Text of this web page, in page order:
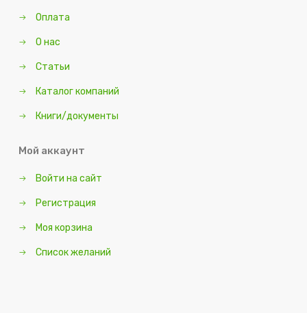
Оплата
О нас
Статьи
Каталог компаний
Книги/документы
Мой аккаунт
Войти на сайт
Регистрация
Моя корзина
Список желаний